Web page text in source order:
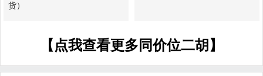
货）
【点我查看更多同价位二胡】